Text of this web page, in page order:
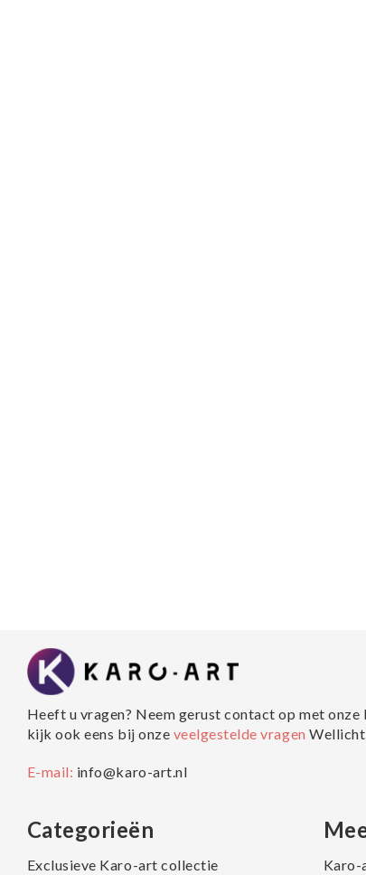
Heeft u vragen? Neem gerust contact op met
kijk ook eens bij onze veelgestelde vragenWellicht
E-mail: info@karo-art.nl
Categorieën
Exclusieve Karo-art collectie Karo-